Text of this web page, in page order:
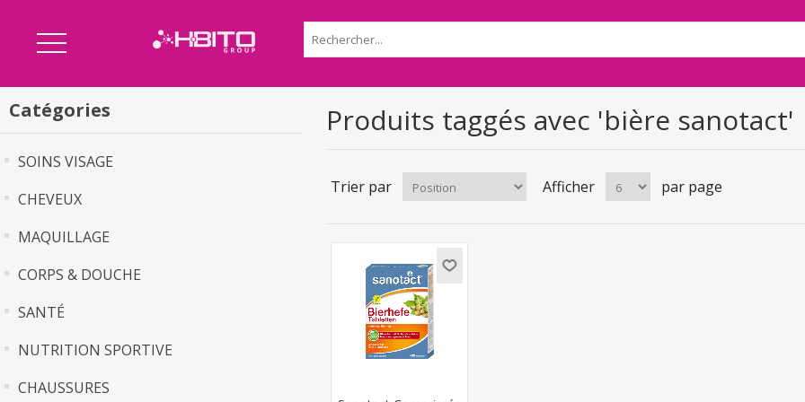
Catégories
SOINS VISAGE
CHEVEUX
MAQUILLAGE
CORPS & DOUCHE
SANTÉ
NUTRITION SPORTIVE
CHAUSSURES
Produits taggés avec 'bière sanotact'
Trier par Afficher par page